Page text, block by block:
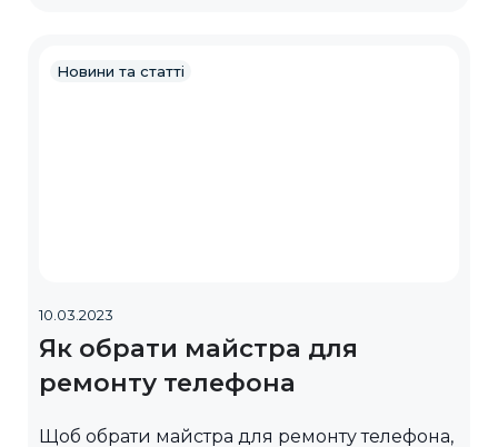
Новини та статті
10.03.2023
Як обрати майстра для
ремонту телефона
Щоб обрати майстра для ремонту телефона,